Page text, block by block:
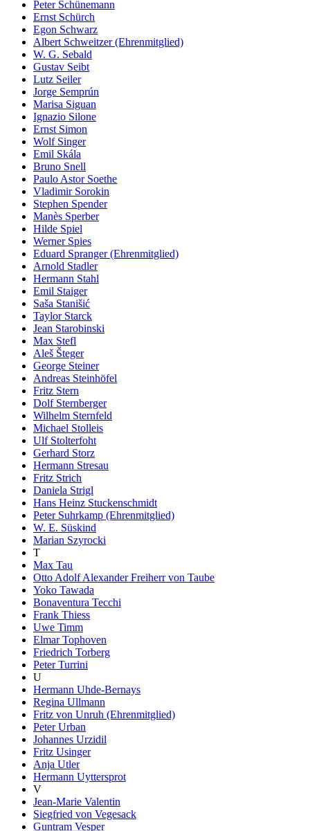
Peter Schünemann
Ernst Schürch
Egon Schwarz
Albert Schweitzer (Ehrenmitglied)
W. G. Sebald
Gustav Seibt
Lutz Seiler
Jorge Semprún
Marisa Siguan
Ignazio Silone
Ernst Simon
Wolf Singer
Emil Skála
Bruno Snell
Paulo Astor Soethe
Vladimir Sorokin
Stephen Spender
Manès Sperber
Hilde Spiel
Werner Spies
Eduard Spranger (Ehrenmitglied)
Arnold Stadler
Hermann Stahl
Emil Staiger
Saša Stanišić
Taylor Starck
Jean Starobinski
Max Stefl
Aleš Šteger
George Steiner
Andreas Steinhöfel
Fritz Stern
Dolf Sternberger
Wilhelm Sternfeld
Michael Stolleis
Ulf Stolterfoht
Gerhard Storz
Hermann Stresau
Fritz Strich
Daniela Strigl
Hans Heinz Stuckenschmidt
Peter Suhrkamp (Ehrenmitglied)
W. E. Süskind
Marian Szyrocki
T
Max Tau
Otto Adolf Alexander Freiherr von Taube
Yoko Tawada
Bonaventura Tecchi
Frank Thiess
Uwe Timm
Elmar Tophoven
Friedrich Torberg
Peter Turrini
U
Hermann Uhde-Bernays
Regina Ullmann
Fritz von Unruh (Ehrenmitglied)
Peter Urban
Johannes Urzidil
Fritz Usinger
Anja Utler
Hermann Uyttersprot
V
Jean-Marie Valentin
Siegfried von Vegesack
Guntram Vesper